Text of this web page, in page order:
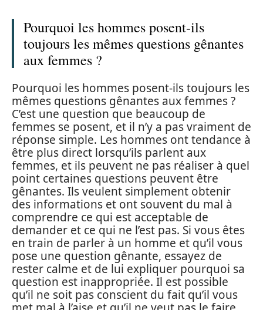
Pourquoi les hommes posent-ils
toujours les mêmes questions gênantes
aux femmes ?
Pourquoi les hommes posent-ils toujours les
mêmes questions gênantes aux femmes ?
C’est une question que beaucoup de
femmes se posent, et il n’y a pas vraiment de
réponse simple. Les hommes ont tendance à
être plus direct lorsqu’ils parlent aux
femmes, et ils peuvent ne pas réaliser à quel
point certaines questions peuvent être
gênantes. Ils veulent simplement obtenir
des informations et ont souvent du mal à
comprendre ce qui est acceptable de
demander et ce qui ne l’est pas. Si vous êtes
en train de parler à un homme et qu’il vous
pose une question gênante, essayez de
rester calme et de lui expliquer pourquoi sa
question est inappropriée. Il est possible
qu’il ne soit pas conscient du fait qu’il vous